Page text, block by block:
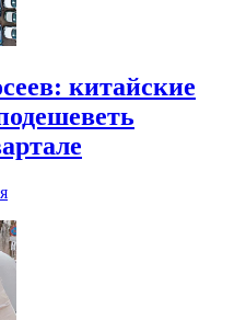
китайские